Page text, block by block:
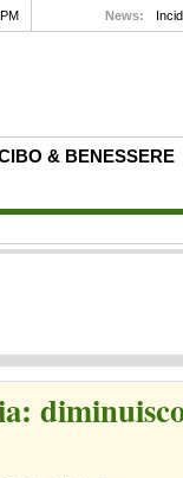
& BENESSERE
News: